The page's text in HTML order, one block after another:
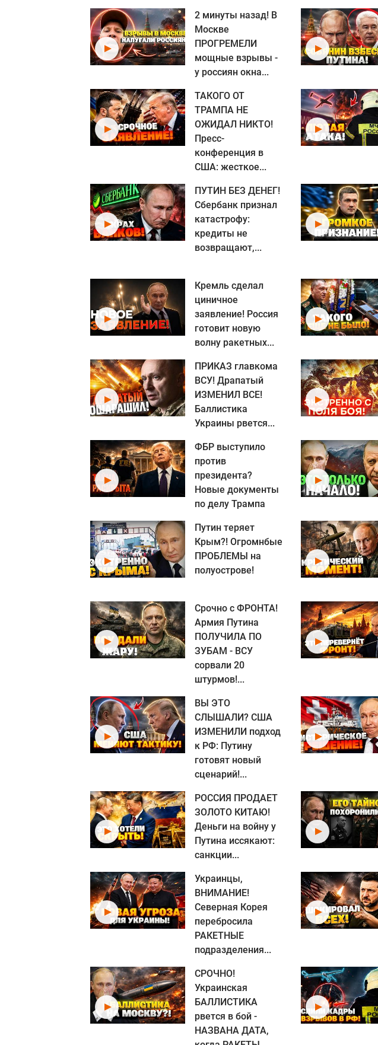
2 минуты назад! В
Москве
ПРОГРЕМЕЛИ
мощные взрывы -
у россиян окна...
ТАКОГО ОТ
ТРАМПА НЕ
ОЖИДАЛ НИКТО!
Пресс-
конференция в
США: жесткое...
ПУТИН БЕЗ ДЕНЕГ!
Сбербанк признал
катастрофу:
кредиты не
возвращают,...
Кремль сделал
циничное
заявление! Россия
готовит новую
волну ракетных...
ПРИКАЗ главкома
ВСУ! Драпатый
ИЗМЕНИЛ ВСЕ!
Баллистика
Украины рвется...
ФБР выступило
против
президента?
Новые документы
по делу Трампа
Путин теряет
Крым?! Огромнбые
ПРОБЛЕМЫ на
полуострове!
Срочно с ФРОНТА!
Армия Путина
ПОЛУЧИЛА ПО
ЗУБАМ - ВСУ
сорвали 20
штурмов!...
ВЫ ЭТО
СЛЫШАЛИ? США
ИЗМЕНИЛИ подход
к РФ: Путину
готовят новый
сценарий!...
РОССИЯ ПРОДАЕТ
ЗОЛОТО КИТАЮ!
Деньги на войну у
Путина иссякают:
санкции...
Украинцы,
ВНИМАНИЕ!
Северная Корея
перебросила
РАКЕТНЫЕ
подразделения...
СРОЧНО!
Украинская
БАЛЛИСТИКА
рвется в бой -
НАЗВАНА ДАТА,